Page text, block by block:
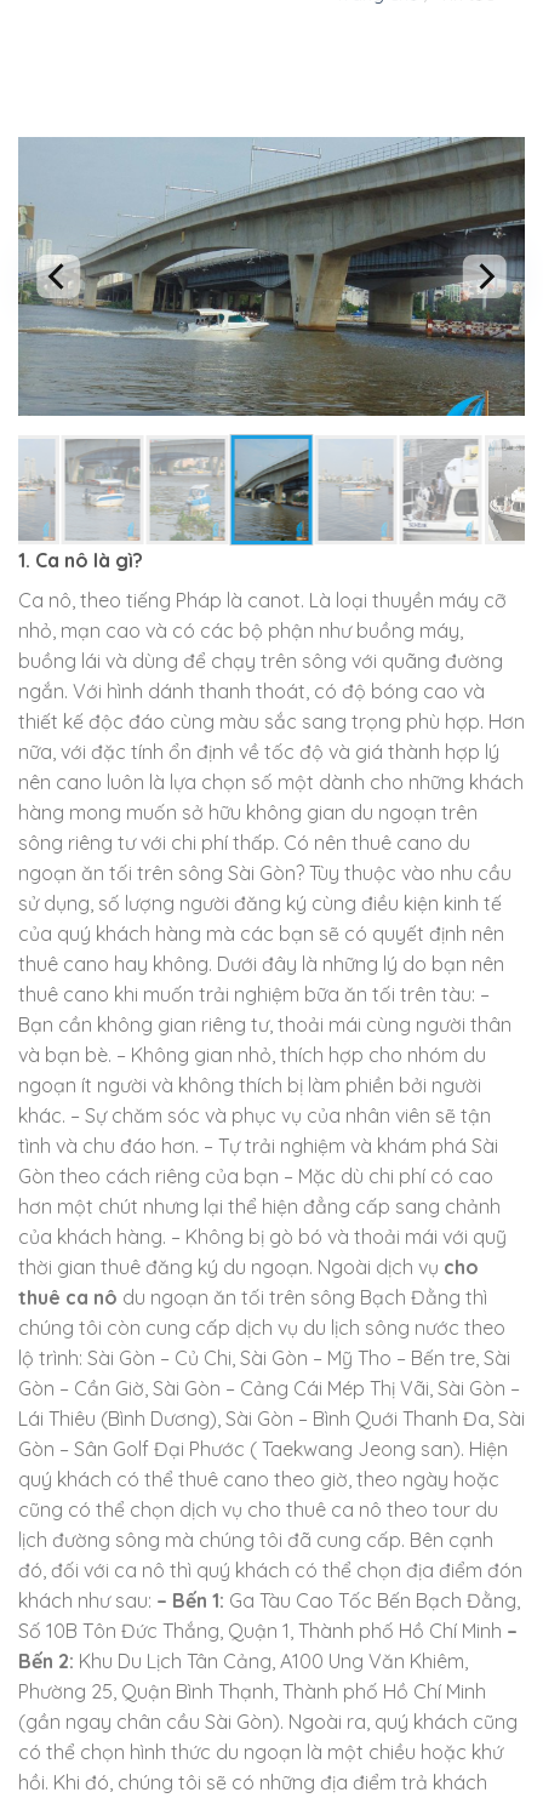
1. Ca nô là gì?
Ca nô, theo tiếng Pháp là canot. Là loại thuyền máy cỡ
nhỏ, mạn cao và có các bộ phận như buồng máy,
buồng lái và dùng để chạy trên sông với quãng đường
ngắn. Với hình dánh thanh thoát, có độ bóng cao và
thiết kế độc đáo cùng màu sắc sang trọng phù hợp. Hơn
nữa, với đặc tính ổn định về tốc độ và giá thành hợp lý
nên cano luôn là lựa chọn số một dành cho những khách
hàng mong muốn sở hữu không gian du ngoạn trên
sông riêng tư với chi phí thấp. Có nên thuê cano du
ngoạn ăn tối trên sông Sài Gòn? Tùy thuộc vào nhu cầu
sử dụng, số lượng người đăng ký cùng điều kiện kinh tế
của quý khách hàng mà các bạn sẽ có quyết định nên
thuê cano hay không. Dưới đây là những lý do bạn nên
thuê cano khi muốn trải nghiệm bữa ăn tối trên tàu: –
Bạn cần không gian riêng tư, thoải mái cùng người thân
và bạn bè. – Không gian nhỏ, thích hợp cho nhóm du
ngoạn ít người và không thích bị làm phiền bởi người
khác. – Sự chăm sóc và phục vụ của nhân viên sẽ tận
tình và chu đáo hơn. – Tự trải nghiệm và khám phá Sài
Gòn theo cách riêng của bạn – Mặc dù chi phí có cao
hơn một chút nhưng lại thể hiện đẳng cấp sang chảnh
của khách hàng. – Không bị gò bó và thoải mái với quỹ
thời gian thuê đăng ký du ngoạn. Ngoài dịch vụ cho
thuê ca nô du ngoạn ăn tối trên sông Bạch Đằng thì
chúng tôi còn cung cấp dịch vụ du lịch sông nước theo
lộ trình: Sài Gòn – Củ Chi, Sài Gòn – Mỹ Tho – Bến tre, Sài
Gòn – Cần Giờ, Sài Gòn – Cảng Cái Mép Thị Vãi, Sài Gòn –
Lái Thiêu (Bình Dương), Sài Gòn – Bình Quới Thanh Đa, Sài
Gòn – Sân Golf Đại Phước ( Taekwang Jeong san). Hiện
quý khách có thể thuê cano theo giờ, theo ngày hoặc
cũng có thể chọn dịch vụ cho thuê ca nô theo tour du
lịch đường sông mà chúng tôi đã cung cấp. Bên cạnh
đó, đối với ca nô thì quý khách có thể chọn địa điểm đón
khách như sau: – Bến 1: Ga Tàu Cao Tốc Bến Bạch Đằng,
Số 10B Tôn Đức Thắng, Quận 1, Thành phố Hồ Chí Minh –
Bến 2: Khu Du Lịch Tân Cảng, A100 Ung Văn Khiêm,
Phường 25, Quận Bình Thạnh, Thành phố Hồ Chí Minh
(gần ngay chân cầu Sài Gòn). Ngoài ra, quý khách cũng
có thể chọn hình thức du ngoạn là một chiều hoặc khứ
hồi. Khi đó, chúng tôi sẽ có những địa điểm trả khách